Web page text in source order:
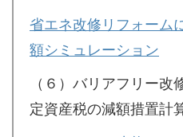
省エネ改修リフォーム
額シミュレーション
（６）バリアフリー改
定資産税の減額措置計